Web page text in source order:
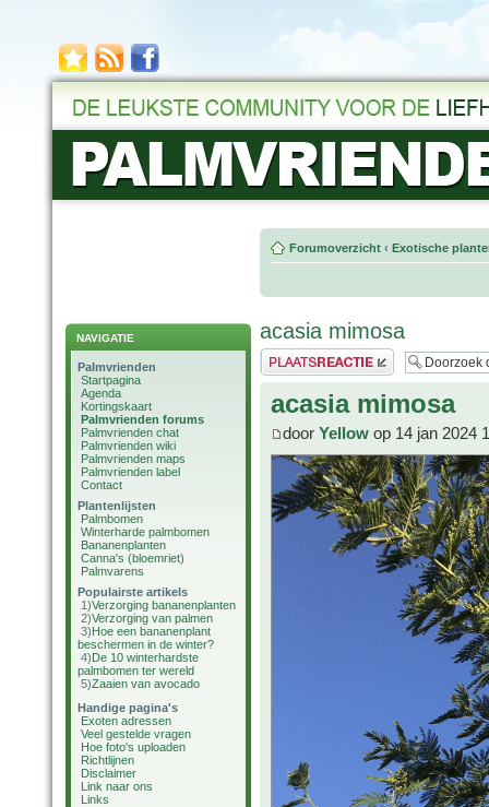
NAVIGATIE
Palmvrienden
Startpagina
Agenda
Kortingskaart
Palmvrienden forums
Palmvrienden chat
Palmvrienden wiki
Palmvrienden maps
Palmvrienden label
Contact
Plantenlijsten
Palmbomen
Winterharde palmbomen
Bananenplanten
Canna's (bloemriet)
Palmvarens
Populairste artikels
1)Verzorging bananenplanten
2)Verzorging van palmen
3)Hoe een bananenplant
beschermen in de winter?
4)De 10 winterhardste
palmbomen ter wereld
5)Zaaien van avocado
Handige pagina's
Exoten adressen
Veel gestelde vragen
Hoe foto's uploaden
Richtlijnen
Disclaimer
Link naar ons
Links
Forumoverzicht ‹ Exotische
acasia mimosa
Plaats een reactie
acasia mimosa
door Yellow op 14 jan 2024